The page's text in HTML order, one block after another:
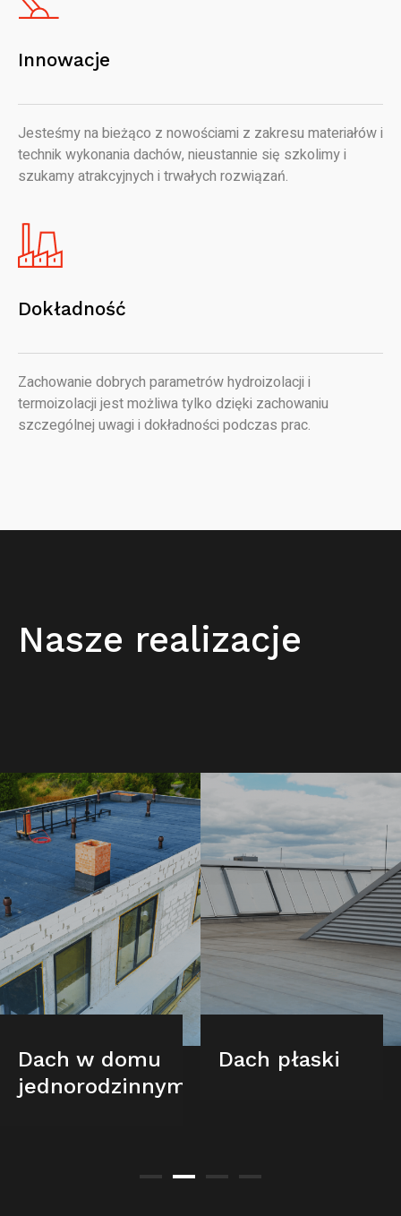
Innowacje
Jesteśmy na bieżąco z nowościami z zakresu materiałów i
technik wykonania dachów, nieustannie się szkolimy i
szukamy atrakcyjnych i trwałych rozwiązań.
Dokładność
Zachowanie dobrych parametrów hydroizolacji i
termoizolacji jest możliwa tylko dzięki zachowaniu
szczególnej uwagi i dokładności podczas prac.
Nasze realizacje
Dach w domu
jednorodzinnym
Dach płaski